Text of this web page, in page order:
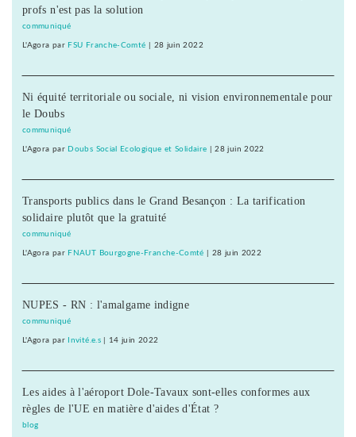
profs n'est pas la solution
communiqué
L'Agora par FSU Franche-Comté 28 juin 2022
Ni équité territoriale ou sociale, ni vision environnementale pour
le Doubs
communiqué
L'Agora par Doubs Social Ecologique et Solidaire |28 juin 2022
Transports publics dans le Grand Besançon : La tarification
solidaire plutôt que la gratuité
communiqué
L'Agora par FNAUT Bourgogne-Franche-Comté 28 juin 2022
NUPES - RN : l'amalgame indigne
communiqué
L'Agora par Invité.e.s| 14 juin 2022
Les aides à l'aéroport Dole-Tavaux sont-elles conformes aux
règles de l'UE en matière d'aides d'État ?
blog